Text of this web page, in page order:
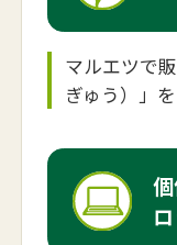
マルエツで
ぎゅう）」